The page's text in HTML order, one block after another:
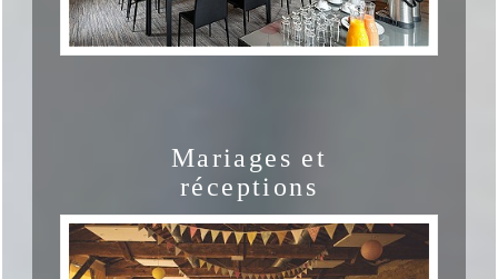
Mariages et
réceptions